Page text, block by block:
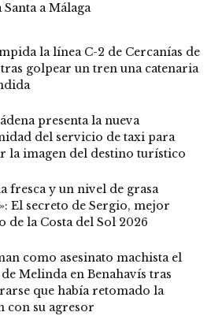
Santa a Málaga
la línea C-2 de Cercanías de
golpear un tren una catenaria
presenta la nueva
del servicio de taxi para
la imagen del destino turístico
fresca y un nivel de grasa
El secreto de Sergio, mejor
de la Costa del Sol 2026
como asesinato machista el
Melinda en Benahavís tras
que había retomado la
con su agresor